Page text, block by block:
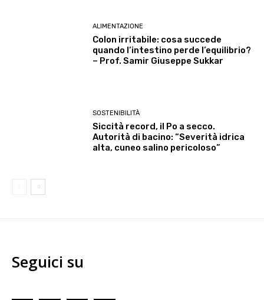
ALIMENTAZIONE
Colon irritabile: cosa succede
quando l’intestino perde l’equilibrio?
– Prof. Samir Giuseppe Sukkar
SOSTENIBILITÀ
Siccità record, il Po a secco.
Autorità di bacino: “Severità idrica
alta, cuneo salino pericoloso”
Seguici su